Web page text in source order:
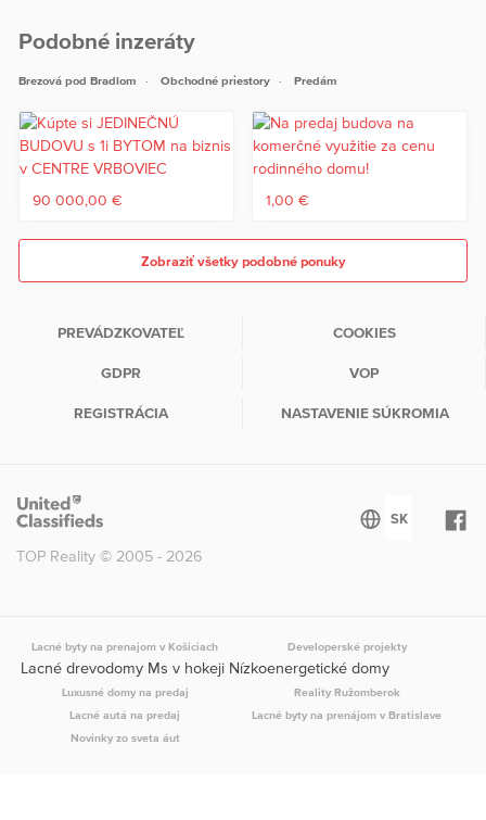
Podobné inzeráty
Brezová pod Bradlom Obchodné priestory Predám
90 000,00 € 1,00 €
Zobraziť všetky podobné ponuky
PREVÁDZKOVATEĽ COOKIES
GDPR VOP
REGISTRÁCIA NASTAVENIE SÚKROMIA
TOP Reality © 2005 - 2026
Lacné byty na prenajom v Košiciach Developerské projekty
Lacné drevodomy Ms v hokeji Nízkoenergetické domy
Luxusné domy na predaj
Reality Ružomberok
Lacné autá na predaj
Lacné byty na prenájom v Bratislave
Novinky zo sveta áut